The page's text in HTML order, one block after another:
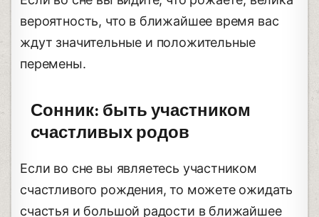
вероятность, что в ближайшее время вас
ждут значительные и положительные
перемены.
Сонник: быть участником
счастливых родов
Если во сне вы являетесь участником
счастливого рождения, то можете ожидать
счастья и большой радости в ближайшее